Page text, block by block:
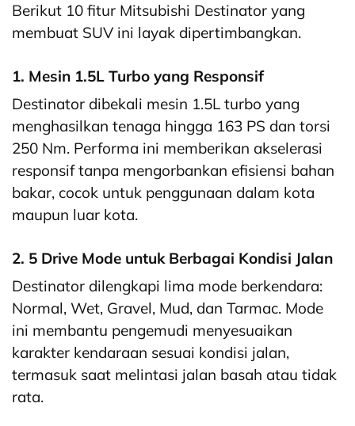
Berikut 10 fitur Mitsubishi Destinator yang
membuat SUV ini layak dipertimbangkan.
1. Mesin 1.5L Turbo yang Responsif
Destinator dibekali mesin 1.5L turbo yang
menghasilkan tenaga hingga 163 PS dan torsi
250 Nm. Performa ini memberikan akselerasi
responsif tanpa mengorbankan efisiensi bahan
bakar, cocok untuk penggunaan dalam kota
maupun luar kota.
2. 5 Drive Mode untuk Berbagai Kondisi Jalan
Destinator dilengkapi lima mode berkendara:
Normal, Wet, Gravel, Mud, dan Tarmac. Mode
ini membantu pengemudi menyesuaikan
karakter kendaraan sesuai kondisi jalan,
termasuk saat melintasi jalan basah atau tidak
rata.